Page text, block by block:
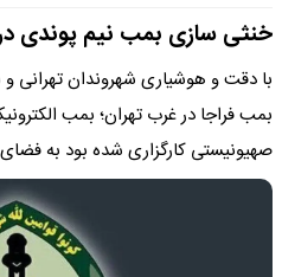
خنثی سازی بمب نیم پوندی
با دقت و هوشیاری شهروندان
بمب فراجا در غرب تهران؛ بمب
صهیونیستی کارگزاری شده بود به